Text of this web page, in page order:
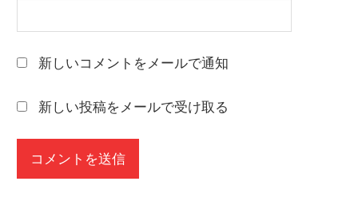
新しいコメントをメールで通知
新しい投稿をメールで受け取る